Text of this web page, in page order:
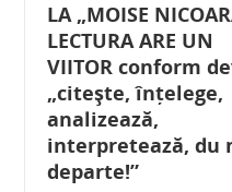
LA „MOISE
LECTURA ARE UN
VIITOR conform
„citește, înțelege,
analizează,
interpretează, du
departe!”